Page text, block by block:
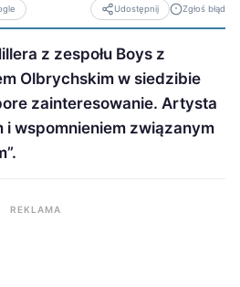
Udostępnij Zgłoś błąd
z zespołu Boys z
Olbrychskim w siedzibie
zainteresowanie. Artysta
i wspomnieniem związanym
REKLAMA